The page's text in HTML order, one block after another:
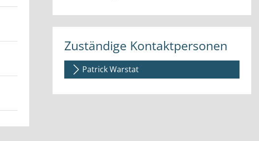
Zuständige Kontaktpersonen
Patrick Warstat